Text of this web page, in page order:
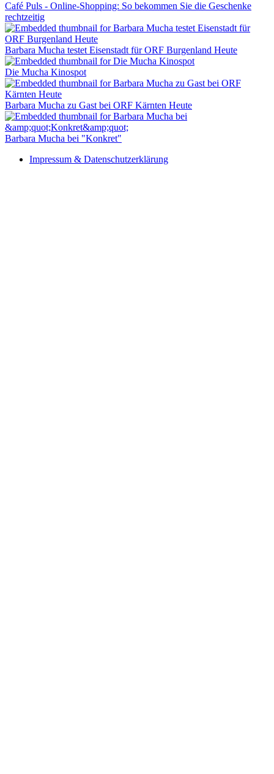
Café Puls - Online-Shopping: So bekommen Sie die Geschenke
rechtzeitig
Barbara Mucha testet Eisenstadt für ORF Burgenland Heute
Die Mucha Kinospot
Barbara Mucha zu Gast bei ORF Kärnten Heute
Barbara Mucha bei "Konkret"
Impressum & Datenschutzerklärung